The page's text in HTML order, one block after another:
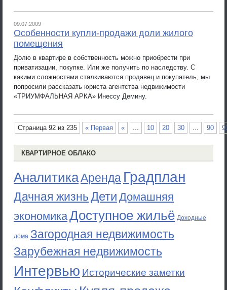
09.07.2009
Особенности купли-продажи доли жилого
помещения
Долю в квартире в собственность можно приобрести при
приватизации, покупке. Или же получить по наследству. С
какими сложностями сталкиваются продавец и покупатель, мы
попросили рассказать юриста агентства недвижимости
«ТРИУМФАЛЬНАЯ АРКА» Инессу Демину.
Страница 92 из 235 « Первая « ... 10 20 30 ... 90
КВАРТИРНОЕ ОБЛАКО
АналитикаАренда Градплан
Дачная жизньДети Домашняя
экономикаДоступное жильё Доходные
дома Загородная недвижимость
Зарубежная недвижимость
Интервью Исторические заметки